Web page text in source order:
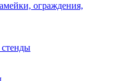
ограждения,